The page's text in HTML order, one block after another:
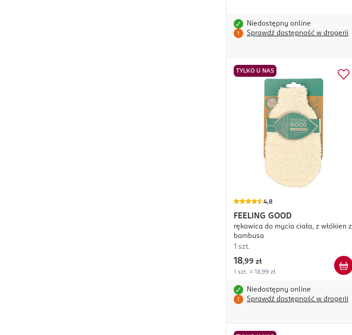
Niedostępny online
Sprawdź dostępność w drogerii
TYLKO U NAS
4,8
FEELING GOOD
rękawica do mycia ciała, z włókien z
bambusa
1 szt.
18,99 zł
1 szt. = 18,99 zł
Niedostępny online
Sprawdź dostępność w drogerii